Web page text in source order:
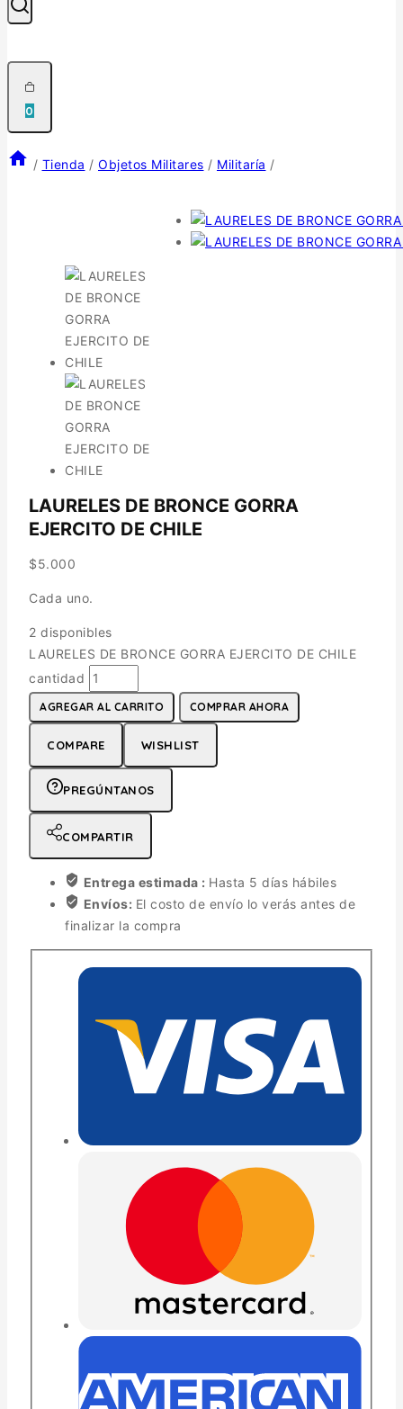
0
/ Tienda / Objetos Militares / Militaría /
LAURELES DE BRONCE GORRA
EJERCITO DE CHILE
$5.000
Cada uno.
2 disponibles
LAURELES DE BRONCE GORRA EJERCITO DE CHILE
cantidad
AGREGAR AL CARRITO COMPRAR AHORA
COMPARE WISHLIST
PREGÚNTANOS
COMPARTIR
Entrega estimada : Hasta 5 días hábiles
Envíos: El costo de envío lo verás antes de
finalizar la compra